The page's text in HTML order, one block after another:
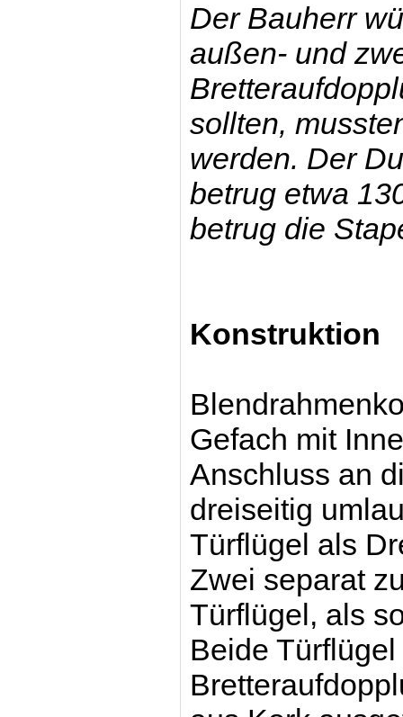
Der Bauherr
außen- und
sollten,
werden. Der
betrug etwa
betrug die
Konstruktion
Gefach mit
Anschluss an
dreiseitig
Türflügel als
Zwei separat
Türflügel, als
Beide